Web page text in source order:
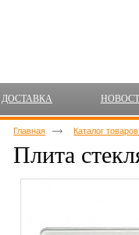
ДОСТАВКА
Главная Каталог
Плита